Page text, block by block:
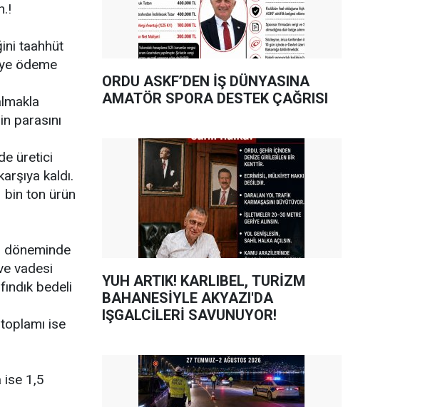
taahhüt
ödeme
parasını
üretici
kaldı.
bin ton ürün
döneminde
vadesi
bedeli
ise
ise 1,5
ORDU ASKF’DEN İŞ DÜNYASINA
AMATÖR SPORA DESTEK ÇAĞRISI
YUH ARTIK! KARLIBEL, TURİZM
BAHANESİYLE AKYAZI'DA
IŞGALCİLERİ SAVUNUYOR!